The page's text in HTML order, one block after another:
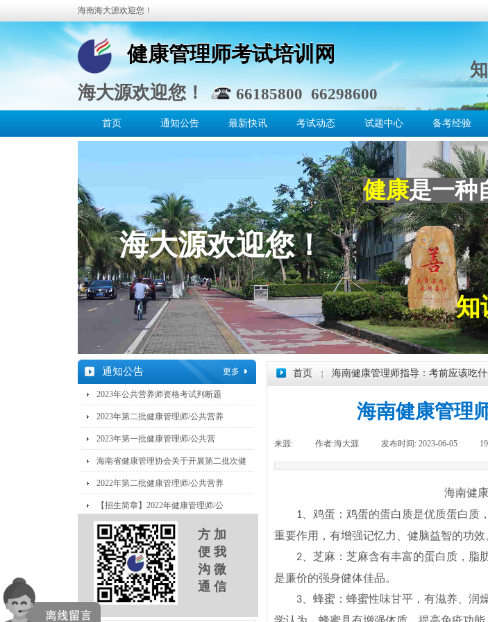
海南海大源欢迎您！
首页 通知公告 最新快讯 考试动态 试题中心 备考经验
健康管理师考试培训网
健康管理师考试培训网
海大源欢迎您！
66185800 66298600
健康是一
海大源欢迎您！
知
通知公告 更多 首页 ￤ 海南健康管理师指导：考前应该吃
2023年公共营养师资格考试判断题
2023年第二批健康管理师/公共营养
2023年第一批健康管理师/公共营
海南省健康管理协会关于开展第二批次健
2022年第二批健康管理师/公共营养
【招生简章】2022年健康管理师/公
海南健康管理
来源: 作者:海大源 发布时间: 2023-06-05
海南健
1 、鸡蛋：鸡蛋的蛋白质是优质蛋白
重要作用，有增强记忆力、健脑益智的功效
2 、芝麻：芝麻含有丰富的蛋白质，
是廉价的强身健体佳品。
3 、蜂蜜：蜂蜜性味甘平，有滋养、
方 加
便 我
沟 微
通 信